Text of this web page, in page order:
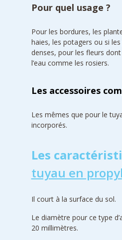
Pour quel usage ?
Pour les bordures, les
haies, les potagers ou si
denses, pour les fleurs
l’eau comme les rosiers.
Les accessoires
Les mêmes que pour le
incorporés.
Les
tuyau en
Il court à la surface du sol.
Le diamètre pour ce type
20 millimètres.